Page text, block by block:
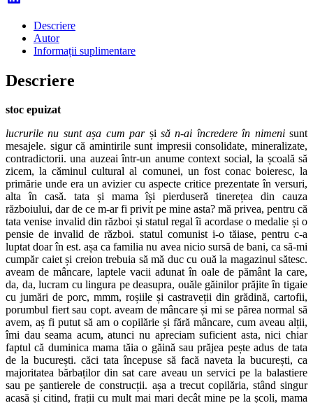
Descriere
Autor
Informații suplimentare
Descriere
stoc epuizat
lucrurile nu sunt așa cum par și să n-ai încredere în nimenisunt
mesajele. sigur că amintirile sunt impresii consolidate, mineralizate,
contradictorii. una auzeai într-un anume context social, la școală să
zicem, la căminul cultural al comunei, un fost conac boieresc, la
primărie unde era un avizier cu aspecte critice prezentate în versuri,
alta în casă. tata și mama își pierduseră tinerețea din cauza
războiului, dar de ce m-ar fi privit pe mine asta? mă privea, pentru că
tata venise invalid din război și statul regal îi acordase o medalie și o
pensie de invalid de război. statul comunist i-o tăiase, pentru c-a
luptat doar în est. așa ca familia nu avea nicio sursă de bani, ca să-mi
cumpăr caiet și creion trebuia să mă duc cu ouă la magazinul sătesc.
aveam de mâncare, laptele vacii adunat în oale de pământ la care,
da, da, lucram cu lingura pe deasupra, ouăle găinilor prăjite în tigaie
cu jumări de porc, mmm, roșiile și castraveții din grădină, cartofii,
porumbul fiert sau copt. aveam de mâncare și mi se părea normal să
avem, aș fi putut să am o copilărie și fără mâncare, cum aveau alții,
îmi dau seama acum, atunci nu apreciam suficient asta, nici chiar
faptul că duminica mama tăia o găină sau prăjea pește adus de tata
de la bucurești. căci tata începuse să facă naveta la bucurești, ca
majoritatea bărbaților din sat care aveau un servici pe la balastiere
sau pe șantierele de construcții. așa a trecut copilăria, stând singur
acasă și citind, frații cu mult mai mari decât mine pe la școli, mama